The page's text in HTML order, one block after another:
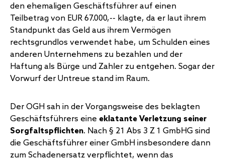
den ehemaligen Geschäftsführer auf einen
Teilbetrag von EUR 67.000,-- klagte, da er laut ihrem
Standpunkt das Geld aus ihrem Vermögen
rechtsgrundlos verwendet habe, um Schulden eines
anderen Unternehmens zu bezahlen und der
Haftung als Bürge und Zahler zu entgehen. Sogar der
Vorwurf der Untreue stand im Raum.
Der OGH sah in der Vorgangsweise des beklagten
Geschäftsführers eine eklatante Verletzung seiner
Sorgfaltspflichten. Nach § 21 Abs 3 Z 1 GmbHG sind
die Geschäftsführer einer GmbH insbesondere dann
zum Schadenersatz verpflichtet, wenn das